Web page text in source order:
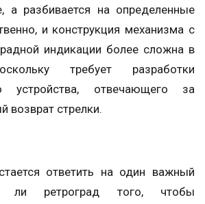
а разбивается на определенные
и конструкция механизма с
индикации более сложна в
требует разработки
устройства, отвечающего за
возврат стрелки.
ответить на один важный
ли ретроград того, чтобы